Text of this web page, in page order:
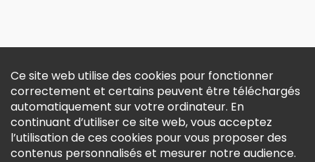
Ce site web utilise des cookies pour fonctionner
correctement et certains peuvent être téléchargés
automatiquement sur votre ordinateur. En
continuant d’utiliser ce site web, vous acceptez
l’utilisation de ces cookies pour vous proposer des
contenus personnalisés et mesurer notre audience.